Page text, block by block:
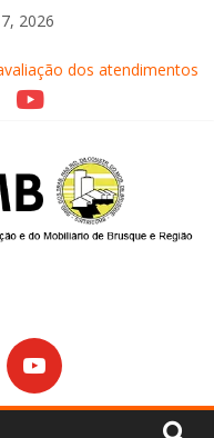
2026
para a direção da Nova
dos atendimentos
edição do Café na
avaliação das contas do